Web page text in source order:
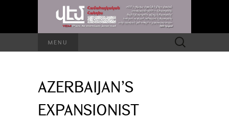
MENU
Search
for:
AZERBAIJAN’S
EXPANSIONIST